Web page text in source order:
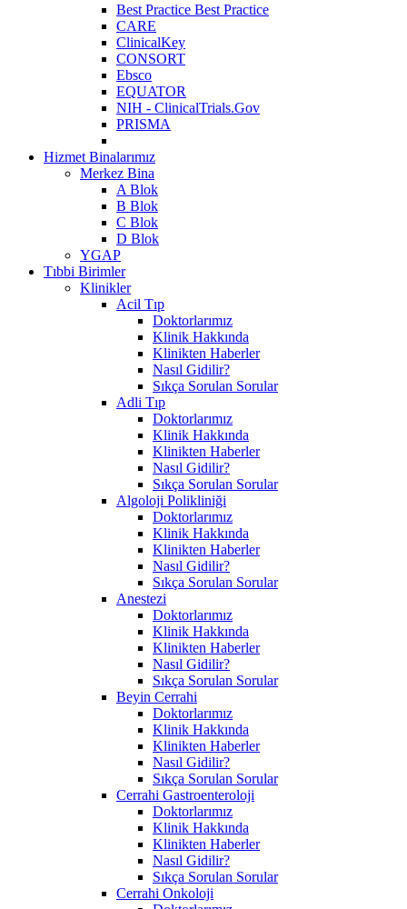
Best Practice Best Practice
CARE
ClinicalKey
CONSORT
Ebsco
EQUATOR
NIH - ClinicalTrials.Gov
PRISMA
Hizmet Binalarımız
Merkez Bina
A Blok
B Blok
C Blok
D Blok
YGAP
Tıbbi Birimler
Klinikler
Acil Tıp
Doktorlarımız
Klinik Hakkında
Klinikten Haberler
Nasıl Gidilir?
Sıkça Sorulan Sorular
Adli Tıp
Doktorlarımız
Klinik Hakkında
Klinikten Haberler
Nasıl Gidilir?
Sıkça Sorulan Sorular
Algoloji Polikliniği
Doktorlarımız
Klinik Hakkında
Klinikten Haberler
Nasıl Gidilir?
Sıkça Sorulan Sorular
Anestezi
Doktorlarımız
Klinik Hakkında
Klinikten Haberler
Nasıl Gidilir?
Sıkça Sorulan Sorular
Beyin Cerrahi
Doktorlarımız
Klinik Hakkında
Klinikten Haberler
Nasıl Gidilir?
Sıkça Sorulan Sorular
Cerrahi Gastroenteroloji
Doktorlarımız
Klinik Hakkında
Klinikten Haberler
Nasıl Gidilir?
Sıkça Sorulan Sorular
Cerrahi Onkoloji